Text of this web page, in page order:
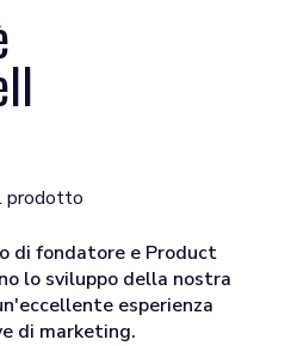
prodotto
di fondatore e Product
lo sviluppo della nostra
esperienza
di marketing.